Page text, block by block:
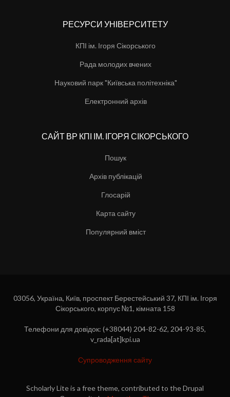
РЕСУРСИ УНІВЕРСИТЕТУ
КПІ ім. Ігоря Сікорського
Рада молодих вчених
Науковий парк "Київська політехніка"
Електронний архів
САЙТ ВР КПІ ІМ. ІГОРЯ СІКОРСЬКОГО
Пошук
Архів публікацій
Глосарій
Карта сайту
Популярний вміст
03056, Україна, Київ, проспект Берестейський 37, КПІ ім. Ігоря
Сікорського, корпус №1, кімната 158
Телефони для довідок: (+38044) 204-82-62, 204-93-85,
v_rada[at]kpi.ua
Супроводження сайту
Scholarly Lite is a free theme, contributed to the Drupal